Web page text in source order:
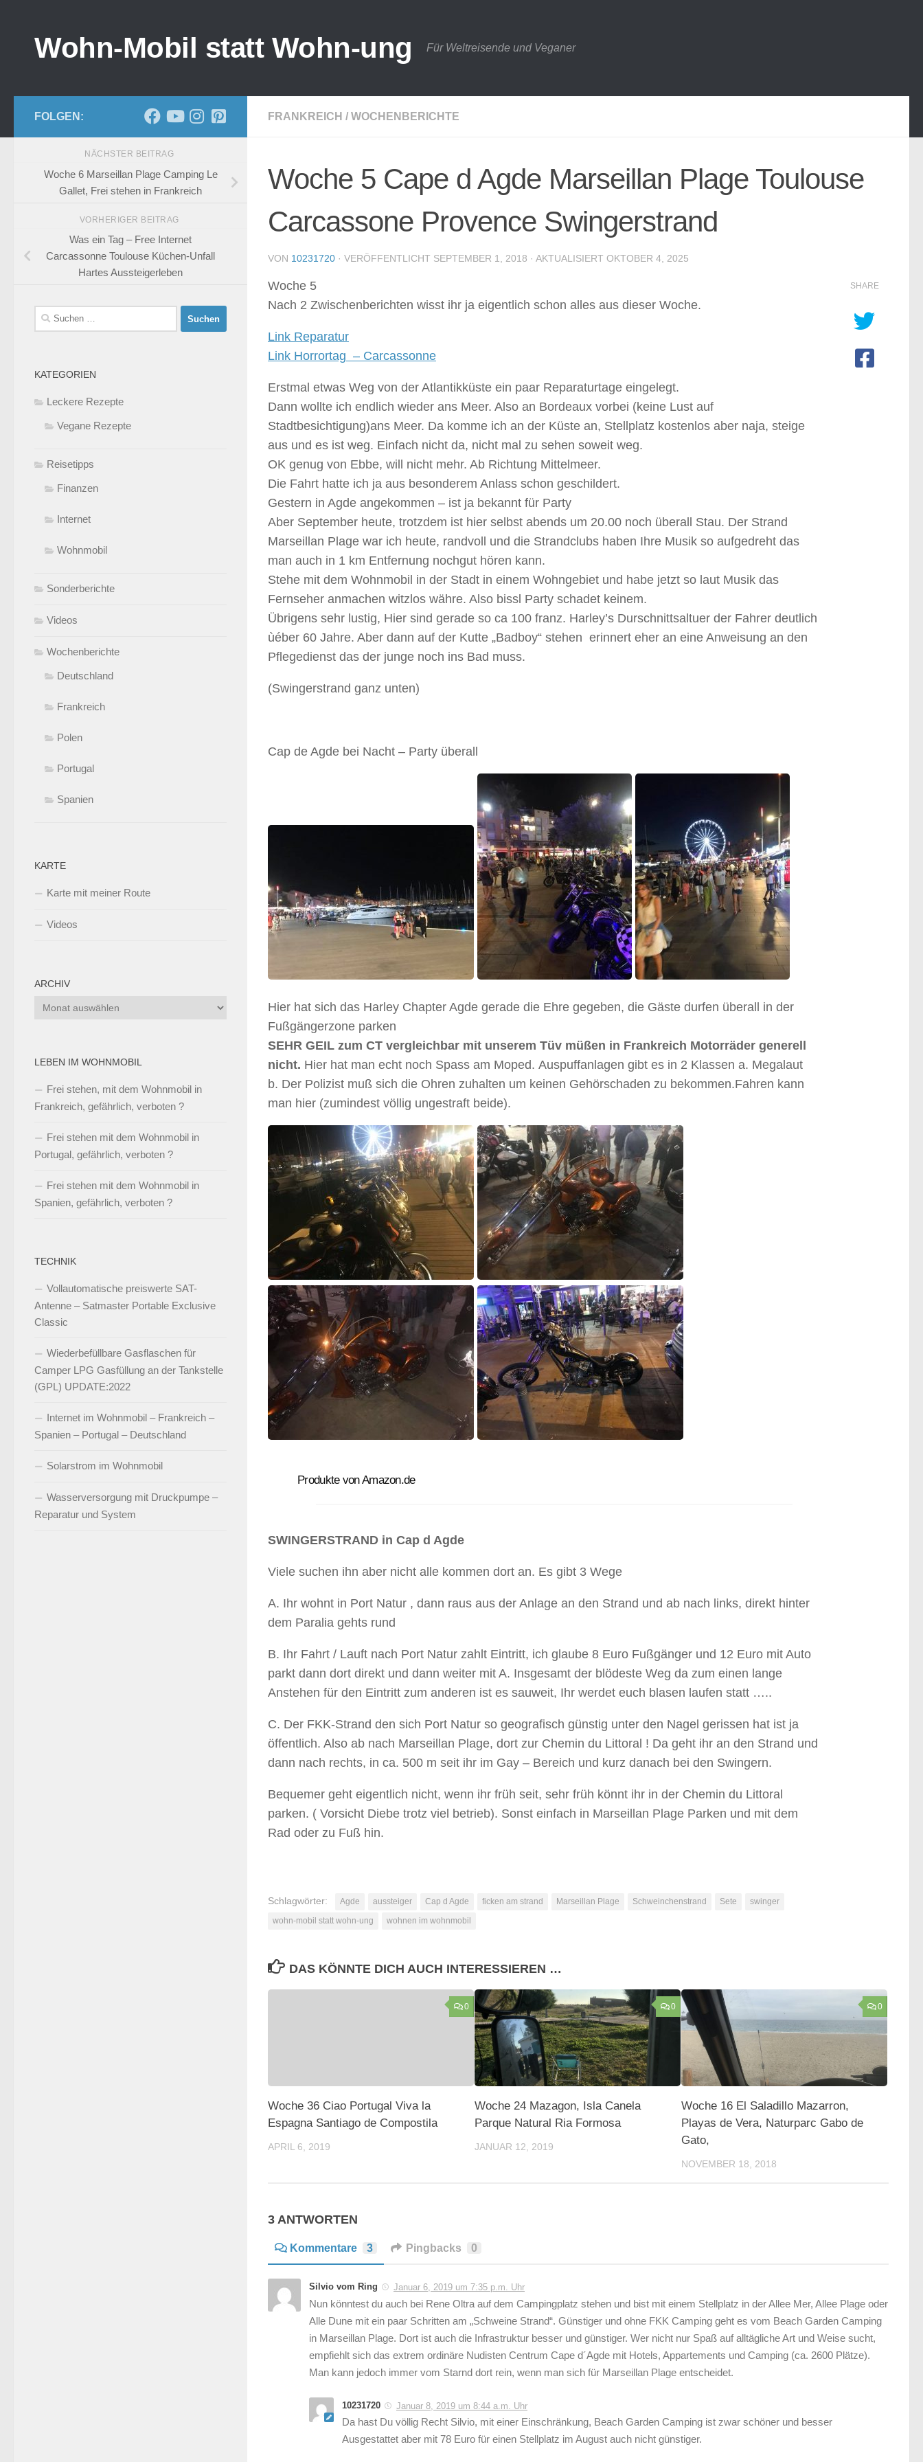
Wohn-Mobil statt Wohn-ung Für Weltreisende und Veganer
FRANKREICH / WOCHENBERICHTE
Woche 5 Cape d Agde Marseillan Plage Toulouse
Carcassone Provence Swingerstrand
VON 10231720 · VERÖFFENTLICHT SEPTEMBER 1, 2018 · AKTUALISIERT OKTOBER 4, 2025
Woche 5
Nach 2 Zwischenberichten wisst ihr ja eigentlich schon alles aus dieser Woche.
Link Reparatur
Link Horrortag – Carcassonne
Erstmal etwas Weg von der Atlantikküste ein paar Reparaturtage eingelegt.
Dann wollte ich endlich wieder ans Meer. Also an Bordeaux vorbei (keine Lust auf
Stadtbesichtigung)ans Meer. Da komme ich an der Küste an, Stellplatz kostenlos aber naja, steige
aus und es ist weg. Einfach nicht da, nicht mal zu sehen soweit weg.
OK genug von Ebbe, will nicht mehr. Ab Richtung Mittelmeer.
Die Fahrt hatte ich ja aus besonderem Anlass schon geschildert.
Gestern in Agde angekommen – ist ja bekannt für Party
Aber September heute, trotzdem ist hier selbst abends um 20.00 noch überall Stau. Der Strand
Marseillan Plage war ich heute, randvoll und die Strandclubs haben Ihre Musik so aufgedreht das
man auch in 1 km Entfernung nochgut hören kann.
Stehe mit dem Wohnmobil in der Stadt in einem Wohngebiet und habe jetzt so laut Musik das
Fernseher anmachen witzlos währe. Also bissl Party schadet keinem.
Übrigens sehr lustig, Hier sind gerade so ca 100 franz. Harley’s Durschnittsaltuer der Fahrer deutlich
ùéber 60 Jahre. Aber dann auf der Kutte „Badboy“ stehen erinnert eher an eine Anweisung an den
Pflegedienst das der junge noch ins Bad muss.
(Swingerstrand ganz unten)
Cap de Agde bei Nacht – Party überall
Hier hat sich das Harley Chapter Agde gerade die Ehre gegeben, die Gäste durfen überall in der
Fußgängerzone parken
SEHR GEIL zum CT vergleichbar mit unserem Tüv müßen in Frankreich Motorräder generell
nicht. Hier hat man echt noch Spass am Moped. Auspuffanlagen gibt es in 2 Klassen a. Megalaut
b. Der Polizist muß sich die Ohren zuhalten um keinen Gehörschaden zu bekommen.Fahren kann
man hier (zumindest völlig ungestraft beide).
Produkte von Amazon.de
SWINGERSTRAND in Cap d Agde
Viele suchen ihn aber nicht alle kommen dort an. Es gibt 3 Wege
A. Ihr wohnt in Port Natur , dann raus aus der Anlage an den Strand und ab nach links, direkt hinter
dem Paralia gehts rund
B. Ihr Fahrt / Lauft nach Port Natur zahlt Eintritt, ich glaube 8 Euro Fußgänger und 12 Euro mit Auto
parkt dann dort direkt und dann weiter mit A. Insgesamt der blödeste Weg da zum einen lange
Anstehen für den Eintritt zum anderen ist es sauweit, Ihr werdet euch blasen laufen statt …..
C. Der FKK-Strand den sich Port Natur so geografisch günstig unter den Nagel gerissen hat ist ja
öffentlich. Also ab nach Marseillan Plage, dort zur Chemin du Littoral ! Da geht ihr an den Strand und
dann nach rechts, in ca. 500 m seit ihr im Gay – Bereich und kurz danach bei den Swingern.
Bequemer geht eigentlich nicht, wenn ihr früh seit, sehr früh könnt ihr in der Chemin du Littoral
parken. ( Vorsicht Diebe trotz viel betrieb). Sonst einfach in Marseillan Plage Parken und mit dem
Rad oder zu Fuß hin.
SHARE
Schlagwörter: Agde aussteiger Cap d Agde ficken am strand Marseillan Plage Schweinchenstrand Sete
swinger
wohn-mobil statt wohn-ung
wohnen im wohnmobil
DAS KÖNNTE DICH AUCH INTERESSIEREN …
0
Woche 36 Ciao Portugal Viva la
Espagna Santiago de Compostila
APRIL 6, 2019
0
Woche 24 Mazagon, Isla Canela
Parque Natural Ria Formosa
JANUAR 12, 2019
0
Woche 16 El Saladillo Mazarron,
Playas de Vera, Naturparc Gabo de
Gato,
NOVEMBER 18, 2018
3 ANTWORTEN
Kommentare 3 Pingbacks 0
Silvio vom Ring Januar 6, 2019 um 7:35 p.m. Uhr
Nun könntest du auch bei Rene Oltra auf dem Campingplatz stehen und bist mit einem Stellplatz in der Allee Mer, Allee Plage oder
Alle Dune mit ein paar Schritten am „Schweine Strand“. Günstiger und ohne FKK Camping geht es vom Beach Garden Camping
in Marseillan Plage. Dort ist auch die Infrastruktur besser und günstiger. Wer nicht nur Spaß auf alltägliche Art und Weise sucht,
empfiehlt sich das extrem ordinäre Nudisten Centrum Cape d´Agde mit Hotels, Appartements und Camping (ca. 2600 Plätze).
Man kann jedoch immer vom Starnd dort rein, wenn man sich für Marseillan Plage entscheidet.
10231720 Januar 8, 2019 um 8:44 a.m. Uhr
Da hast Du völlig Recht Silvio, mit einer Einschränkung, Beach Garden Camping ist zwar schöner und besser
Ausgestattet aber mit 78 Euro für einen Stellplatz im August auch nicht günstiger.
FOLGEN:
NÄCHSTER BEITRAG
Woche 6 Marseillan Plage Camping Le
Gallet, Frei stehen in Frankreich
VORHERIGER BEITRAG
Was ein Tag – Free Internet
Carcassonne Toulouse Küchen-Unfall
Hartes Aussteigerleben
Suchen
nach:
KATEGORIEN
Leckere Rezepte
Vegane Rezepte
Reisetipps
Finanzen
Internet
Wohnmobil
Sonderberichte
Videos
Wochenberichte
Deutschland
Frankreich
Polen
Portugal
Spanien
KARTE
Karte mit meiner Route
Videos
ARCHIV
Archiv
LEBEN IM WOHNMOBIL
Frei stehen, mit dem Wohnmobil in
Frankreich, gefährlich, verboten ?
Frei stehen mit dem Wohnmobil in
Portugal, gefährlich, verboten ?
Frei stehen mit dem Wohnmobil in
Spanien, gefährlich, verboten ?
TECHNIK
Vollautomatische preiswerte SAT-
Antenne – Satmaster Portable Exclusive
Classic
Wiederbefüllbare Gasflaschen für
Camper LPG Gasfüllung an der Tankstelle
(GPL) UPDATE:2022
Internet im Wohnmobil – Frankreich –
Spanien – Portugal – Deutschland
Solarstrom im Wohnmobil
Wasserversorgung mit Druckpumpe –
Reparatur und System